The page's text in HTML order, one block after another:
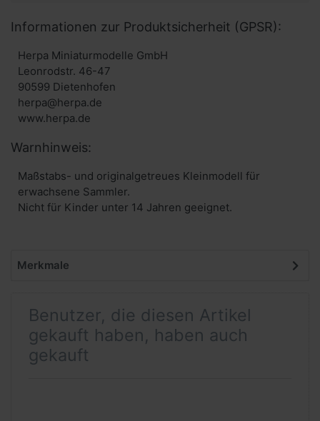
Informationen zur Produktsicherheit (GPSR):
Herpa Miniaturmodelle GmbH
Leonrodstr. 46-47
90599 Dietenhofen
herpa@herpa.de
www.herpa.de
Warnhinweis:
Maßstabs- und originalgetreues Kleinmodell für
erwachsene Sammler.
Nicht für Kinder unter 14 Jahren geeignet.
Merkmale
Benutzer, die diesen Artikel
gekauft haben, haben auch
gekauft